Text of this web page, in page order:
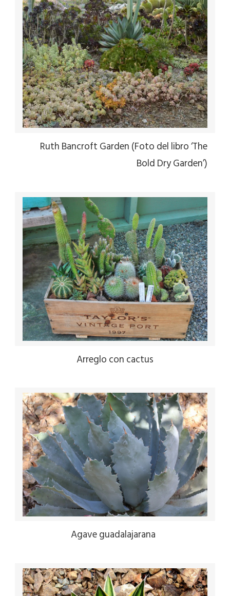
Ruth Bancroft Garden (Foto del libro ‘The
Bold Dry Garden’)
Arreglo con cactus
Agave guadalajarana